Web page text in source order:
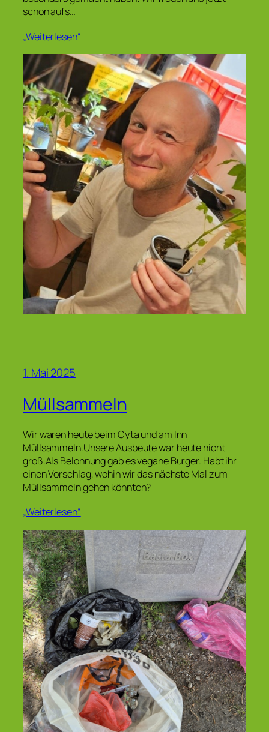
schon aufs…
„Weiterlesen“
1. Mai 2025
Müllsammeln
Wir waren heute beim Cyta und am Inn
Müllsammeln.Unsere Ausbeute war heute nicht
groß.Als Belohnung gab es vegane Burger. Habt ihr
einen Vorschlag, wohin wir das nächste Mal zum
Müllsammeln gehen könnten?
„Weiterlesen“